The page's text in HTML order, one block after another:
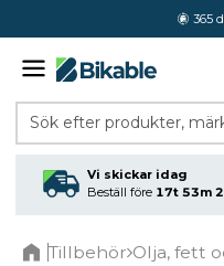
365
Sök efter produkter,
Vi skickar idag
Beställ före 17t 53m
Tillbehör Olja, fett